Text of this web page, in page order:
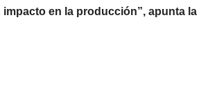
en la producción”, apunta la